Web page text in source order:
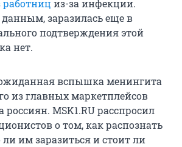
работниц из-за инфекции.
заразилась еще в
подтверждения этой
нет.
вспышка менингита
из главных маркетплейсов
россиян. MSK1.RU расспросил
о том, как распознать
им заразиться и стоит ли